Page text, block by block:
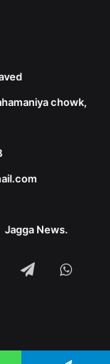
chowk,
Jagga News.
Telegram